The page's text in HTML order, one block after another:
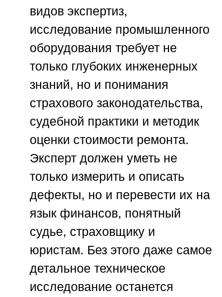
видов экспертиз,
исследование промышленного
оборудования требует не
только глубоких инженерных
знаний, но и понимания
страхового законодательства,
судебной практики и методик
оценки стоимости ремонта.
Эксперт должен уметь не
только измерить и описать
дефекты, но и перевести их на
язык финансов, понятный
судье, страховщику и
юристам. Без этого даже самое
детальное техническое
исследование останется